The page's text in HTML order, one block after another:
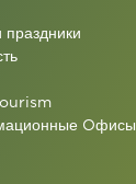
Oфисы